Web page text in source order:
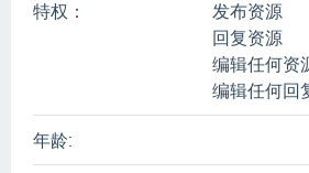
特权：
发布资源
回复资源
编辑任何资
编辑任何回
年龄: